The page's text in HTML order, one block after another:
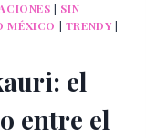
| SIN
MÉXICO | TRENDY |
el
entre el